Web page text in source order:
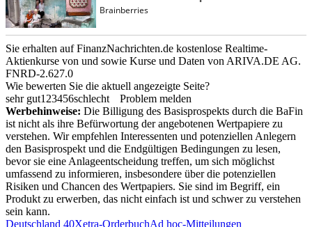
Sie erhalten auf FinanzNachrichten.de kostenlose Realtime-
Aktienkurse von und sowie Kurse und Daten von ARIVA.DE AG.
FNRD-2.627.0
Wie bewerten Sie die aktuell angezeigte Seite?
sehr gut1 23456schlecht
Problem melden
Werbehinweise: Die Billigung des Basisprospekts durch die BaFin
ist nicht als ihre Befürwortung der angebotenen Wertpapiere zu
verstehen. Wir empfehlen Interessenten und potenziellen Anlegern
den Basisprospekt und die Endgültigen Bedingungen zu lesen,
bevor sie eine Anlageentscheidung treffen, um sich möglichst
umfassend zu informieren, insbesondere über die potenziellen
Risiken und Chancen des Wertpapiers. Sie sind im Begriff, ein
Produkt zu erwerben, das nicht einfach ist und schwer zu verstehen
sein kann.
Deutschland 40Xetra-OrderbuchAd hoc-Mitteilungen